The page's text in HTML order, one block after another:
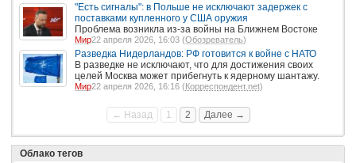
"Есть сигналы": в Польше не исключают задержек с
поставками купленного у США оружия
Проблема возникла из-за войны на Ближнем Востоке
Мир22 апреля 2026, 16:03 (Обозреватель)
Разведка Нидерландов: РФ готовится к войне с НАТО
В разведке не исключают, что для достижения своих
целей Москва может прибегнуть к ядерному шантажу.
Мир22 апреля 2026, 16:16 (Корреспондент.net)
← Назад 1 2 Далее →
Облако тегов